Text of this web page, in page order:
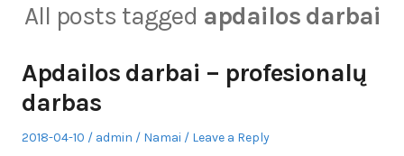
All posts tagged apdailos darbai
Apdailos darbai – profesionalų
darbas
Posted
2018-04-10 Author
admin
Posted
Namai Leave a Reply